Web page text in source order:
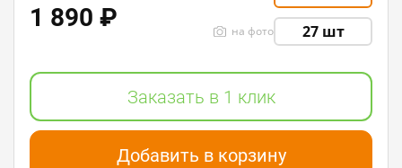
27 шт
на фото
1 890 ₽
Заказать в 1 клик
Добавить в корзину